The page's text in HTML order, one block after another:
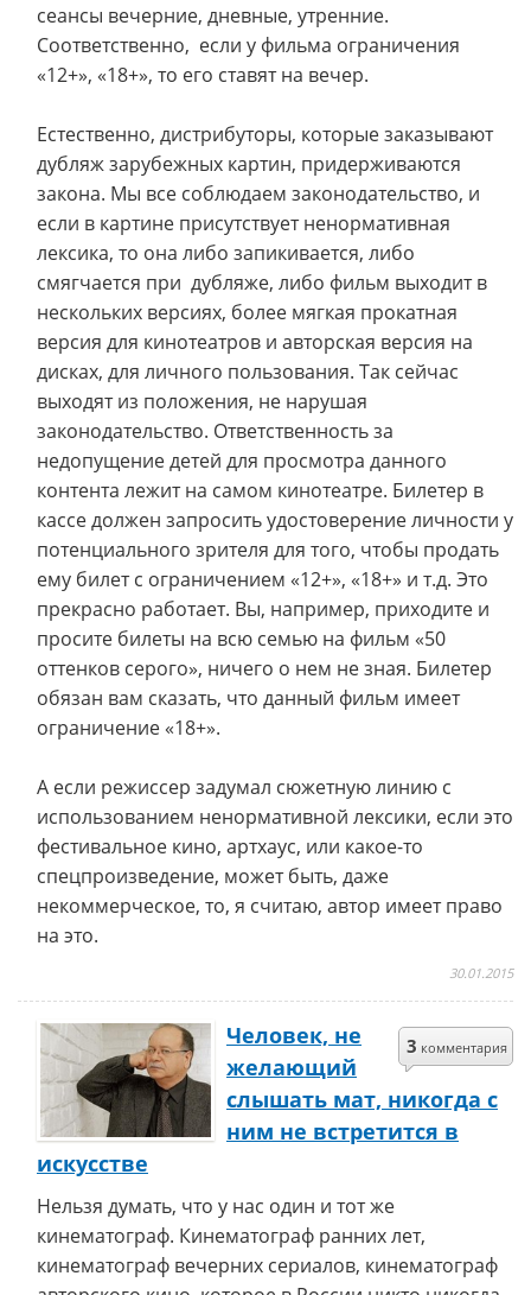
сеансы вечерние, дневные, утренние.
Соответственно, если у фильма ограничения
«12+», «18+», то его ставят на вечер.
Естественно, дистрибуторы, которые заказывают
дубляж зарубежных картин, придерживаются
закона. Мы все соблюдаем законодательство, и
если в картине присутствует ненормативная
лексика, то она либо запикивается, либо
смягчается при дубляже, либо фильм выходит в
нескольких версиях, более мягкая прокатная
версия для кинотеатров и авторская версия на
дисках, для личного пользования. Так сейчас
выходят из положения, не нарушая
законодательство. Ответственность за
недопущение детей для просмотра данного
контента лежит на самом кинотеатре. Билетер в
кассе должен запросить удостоверение личности у
потенциального зрителя для того, чтобы продать
ему билет с ограничением «12+», «18+» и т.д. Это
прекрасно работает. Вы, например, приходите и
просите билеты на всю семью на фильм «50
оттенков серого», ничего о нем не зная. Билетер
обязан вам сказать, что данный фильм имеет
ограничение «18+».
А если режиссер задумал сюжетную линию с
использованием ненормативной лексики, если это
фестивальное кино, артхаус, или какое-то
спецпроизведение, может быть, даже
некоммерческое, то, я считаю, автор имеет право
на это.
30.01.2015
3 комментария
Человек, не
желающий
слышать мат, никогда с
ним не встретится в
искусстве
Нельзя думать, что у нас один и тот же
кинематограф. Кинематограф ранних лет,
кинематограф вечерних сериалов, кинематограф